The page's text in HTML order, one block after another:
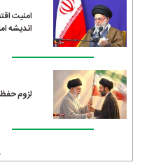
امنیت
اندیشه
لزوم